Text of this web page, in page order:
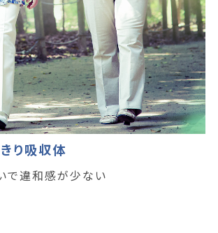
り吸収体
で違和感が少ない